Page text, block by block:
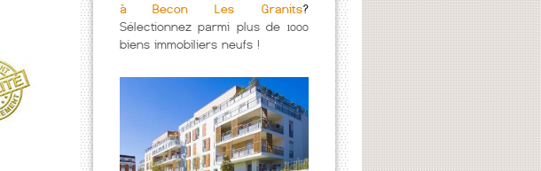
à Becon Les Granits?
Sélectionnez parmi plus de 1000
biens immobiliers neufs !